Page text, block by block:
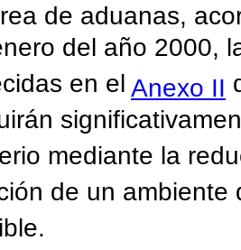
de aduanas,
del año 2000,
en el Anexo II
mediante la
de un